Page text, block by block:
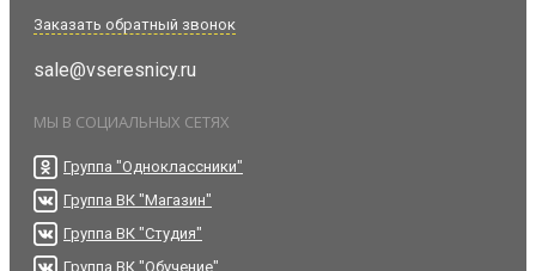
Заказать обратный звонок
sale@vseresnicy.ru
МЫ В СОЦИАЛЬНЫХ СЕТЯХ
Группа "Одноклассники"
Группа ВК "Магазин"
Группа ВК "Студия"
Группа ВК "Обучение"